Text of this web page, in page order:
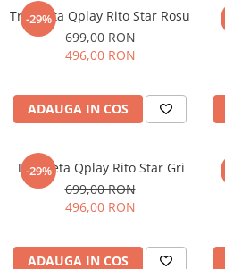
-29%
Tricicleta Qplay Rito Star Rosu
699,00 RON
496,00 RON
ADAUGA IN COS
-29%
Tricicleta Qplay Rito Star Gri
699,00 RON
496,00 RON
ADAUGA IN COS